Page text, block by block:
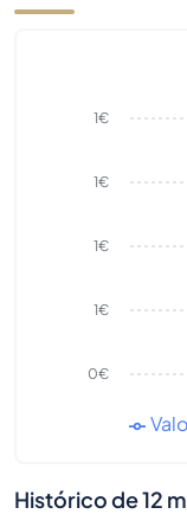
0€
1€
1€
1€
1€
Histórico de 12